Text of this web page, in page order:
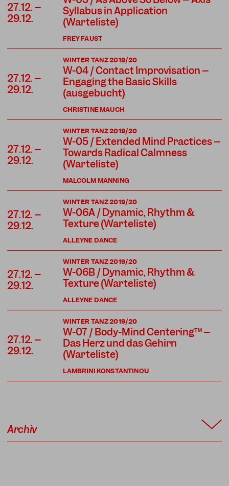
27.12. –
29.12.
FREY FAUST
Syllabus in Application
(Warteliste)
27.12. –
29.12.
CHRISTINE MAUCH
WINTER TANZ 2019/20
W-04 / Contact Improvisation –
Engaging the Basic Skills
(ausgebucht)
27.12. –
29.12.
MALCOLM MANNING
WINTER TANZ 2019/20
W-05 / Extended Mind Practices –
Towards Radical Calmness
(Warteliste)
27.12. –
29.12.
ALLEYNE DANCE
WINTER TANZ 2019/20
W-06A / Dynamic, Rhythm &
Texture (Warteliste)
27.12. –
29.12.
ALLEYNE DANCE
WINTER TANZ 2019/20
W-06B / Dynamic, Rhythm &
Texture (Warteliste)
27.12. –
29.12.
LAMBRINI KONSTANTINOU
WINTER TANZ 2019/20
W-07 / Body-Mind Centering™ –
Das Herz und das Gehirn
(Warteliste)
Archiv